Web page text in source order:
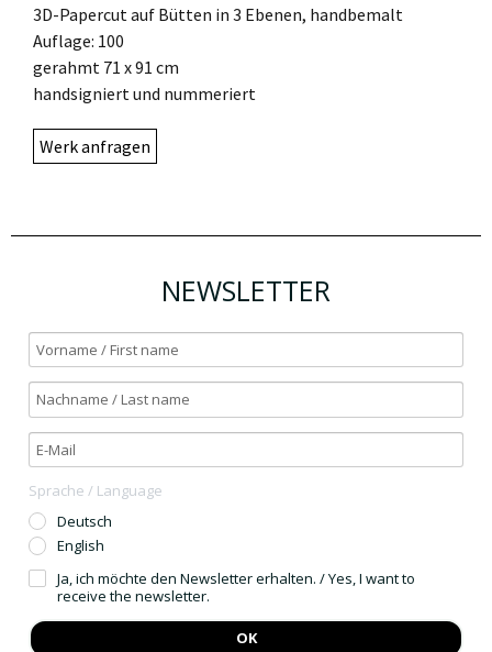
3D-Papercut auf Bütten in 3 Ebenen, handbemalt
Auflage: 100
gerahmt 71 x 91 cm
handsigniert und nummeriert
Werk anfragen
NEWSLETTER
Sprache / Language
Deutsch
English
Ja, ich möchte den Newsletter erhalten. / Yes, I want to
receive the newsletter.
OK